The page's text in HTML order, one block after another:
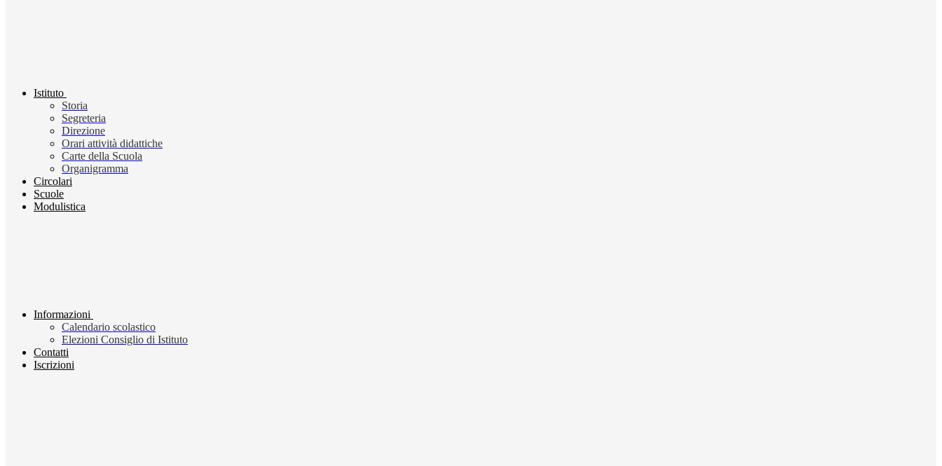
Istituto
Storia
Segreteria
Direzione
Orari attività didattiche
Carte della Scuola
Organigramma
Circolari
Scuole
Modulistica
Informazioni
Calendario scolastico
Elezioni Consiglio di Istituto
Contatti
Iscrizioni